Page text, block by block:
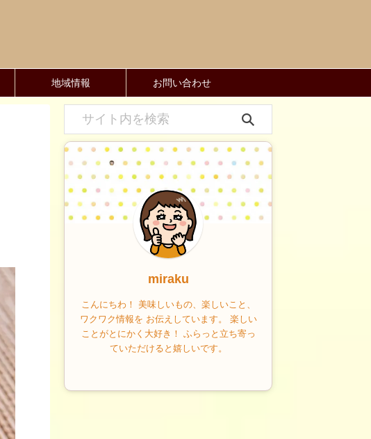
地域情報 お問い合わせ
miraku
こんにちわ！ 美味しいもの、楽しいこと、
ワクワク情報を お伝えしています。 楽しい
ことがとにかく大好き！ ふらっと立ち寄っ
ていただけると嬉しいです。